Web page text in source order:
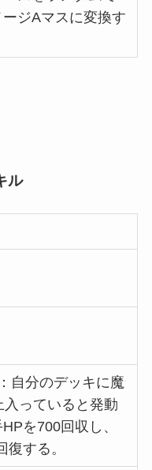
ジAマスに変換す
ル
自分のデッキに魔
っていると発動
を700回収し、
復する。